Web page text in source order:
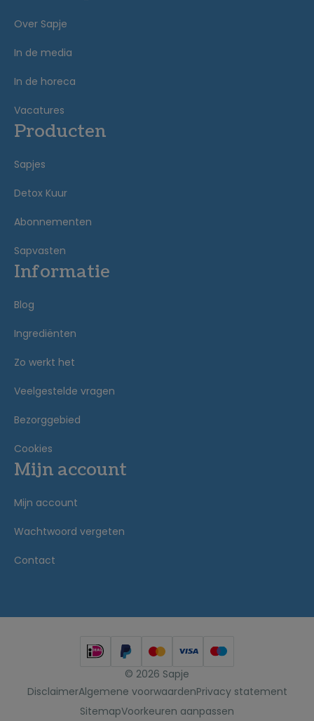
Over Sapje
In de media
In de horeca
Vacatures
Producten
Sapjes
Detox Kuur
Abonnementen
Sapvasten
Informatie
Blog
Ingrediënten
Zo werkt het
Veelgestelde vragen
Bezorggebied
Cookies
Mijn account
Mijn account
Wachtwoord vergeten
Contact
© 2026 Sapje
DisclaimerAlgemene voorwaardenPrivacy statement
SitemapVoorkeuren aanpassen